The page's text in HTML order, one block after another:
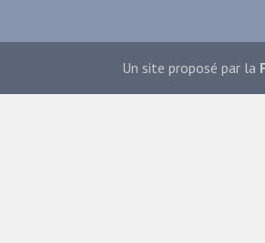
Un site proposé par la